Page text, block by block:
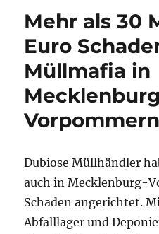
Mehr als 30
Euro
Müllmafia in
Vorpommern
Dubiose Müllhändler
auch in Mecklenburg-
Schaden angerichtet.
Abfalllager und